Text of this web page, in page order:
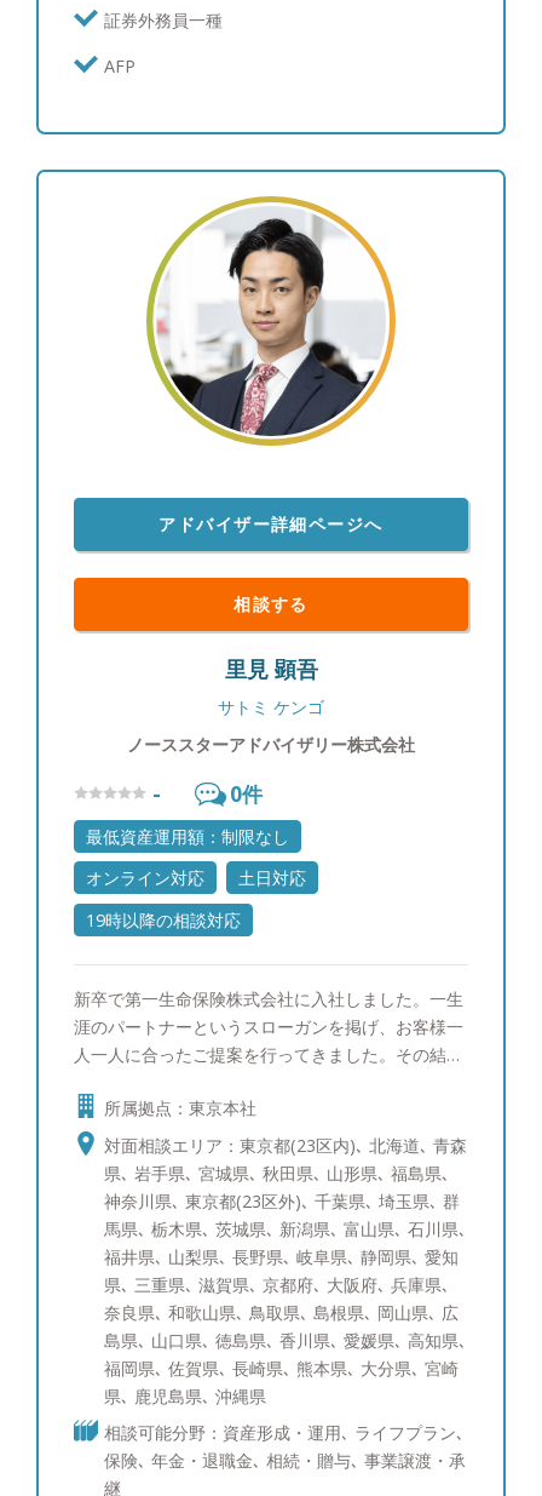
証券外務員一種
AFP
アドバイザー詳細ページへ
相談する
里見 顕吾
サトミ ケンゴ
ノーススターアドバイザリー株式会社
- 0件
最低資産運用額：制限なし
オンライン対応
土日対応
19時以降の相談対応
新卒で第一生命保険株式会社に入社しました。一生
涯のパートナーというスローガンを掲げ、お客様一
人一人に合ったご提案を行ってきました。その結
の看板としてホームページにも掲載されておりまし
た。 その後総合金融代理店を創業し、ファイナン
シャルプランナーとして幅広いお客様の経済的課題
に向き合って参りました。 このような経験から資
産運用のご相談はもちろんのこと、将来の相続対策
や節税対策など幅広い解決策をご提案できます。
お客様に寄り添い、中立的立場からフラットな目線
でお話させていただきます。セカンドオピニオンと
してでも構いませんので、まずはお気軽にご相談く
ださい。 ●得意な商品・サービス 日本株式（中小
型株）、日本株式（大型株）、米国株式、先進国債
券、社債、仕組債、投資信託、ポートフォリオコン
サルティング、生命保険 ●趣味 車、教育について
の勉強、グルメ、ゴルフ、ワインを飲むこと、時
所属拠点：東京本社
対面相談エリア：東京都(23区内)､ 北海道､ 青森
県､ 岩手県､ 宮城県､ 秋田県､ 山形県､ 福島県､
神奈川県､ 東京都(23区外)､ 千葉県､ 埼玉県､ 群
馬県､ 栃木県､ 茨城県､ 新潟県､ 富山県､ 石川県､
福井県､ 山梨県､ 長野県､ 岐阜県､ 静岡県､ 愛知
県､ 三重県､ 滋賀県､ 京都府､ 大阪府､ 兵庫県､
奈良県､ 和歌山県､ 鳥取県､ 島根県､ 岡山県､ 広
島県､ 山口県､ 徳島県､ 香川県､ 愛媛県､ 高知県､
福岡県､ 佐賀県､ 長崎県､ 熊本県､ 大分県､ 宮崎
県､ 鹿児島県､ 沖縄県
相談可能分野：資産形成・運用､ ライフプラン､
保険､ 年金・退職金､ 相続・贈与､ 事業譲渡・承
継